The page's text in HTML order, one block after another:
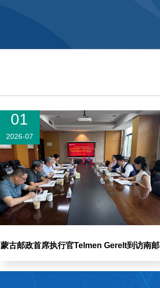
01
2026-07
蒙古邮政首席执行官Telmen Gerelt到访南邮